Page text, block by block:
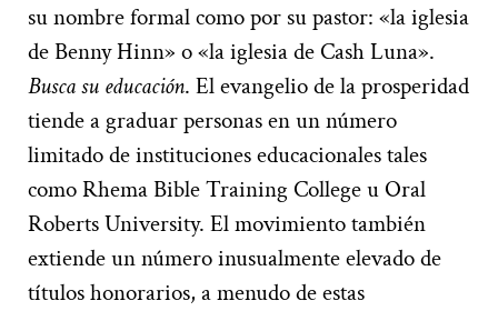
su nombre formal como por su pastor: «la iglesia
de Benny Hinn» o «la iglesia de Cash Luna».
Busca su educación. El evangelio de la prosperidad
tiende a graduar personas en un número
limitado de instituciones educacionales tales
como Rhema Bible Training College u Oral
Roberts University. El movimiento también
extiende un número inusualmente elevado de
títulos honorarios, a menudo de estas